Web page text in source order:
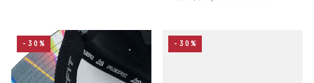
-30% -30%